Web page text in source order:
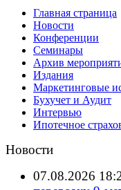
Главная страница
Новости
Конференции
Семинары
Архив
Издания
Маркетинговые
Бухучет и Аудит
Интервью
Ипотечное
Новости
07.08.2026